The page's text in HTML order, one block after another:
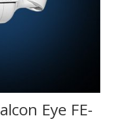
Eye FE-